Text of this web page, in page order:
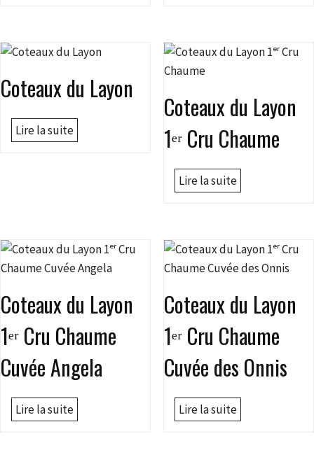
Coteaux du Layon
Lire la suite
Coteaux du Layon
1ᵉʳ Cru Chaume
Lire la suite
Coteaux du Layon
1ᵉʳ Cru Chaume
Cuvée Angela
Lire la suite
Coteaux du Layon
1ᵉʳ Cru Chaume
Cuvée des Onnis
Lire la suite